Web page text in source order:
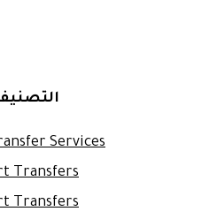
Services
Transfers
Transfers